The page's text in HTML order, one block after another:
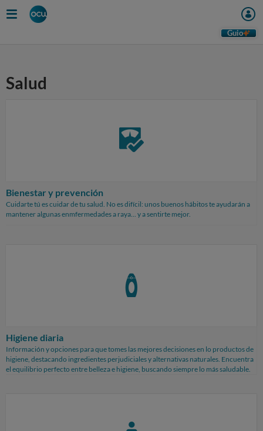
to
Guio
Salud
Bienestar y prevención
Cuidarte tú es cuidar de tu salud. No es difícil: unos buenos hábitos te ayudarán a
mantener algunas enmfermedades a raya... y a sentirte mejor.
Higiene diaria
Información y opciones para que tomes las mejores decisiones en lo productos de
higiene, destacando ingredientes perjudiciales y alternativas naturales. Encuentra
el equilibrio perfecto entre belleza e higiene, buscando siempre lo más saludable.